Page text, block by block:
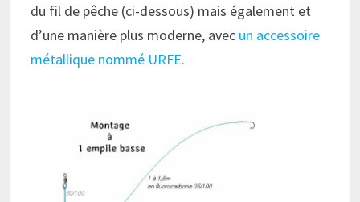
du fil de pêche (ci-dessous) mais également et
d’une manière plus moderne, avec un accessoire
métallique nommé URFE.